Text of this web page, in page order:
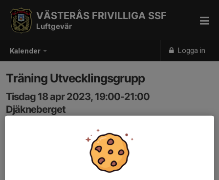
Kalender Logga in
VÄSTERÅS FRIVILLIGA SSF
Luftgevär
Träning Utvecklingsgrupp
Tisdag 18 apr 2023, 19:00-21:00
Djäkneberget